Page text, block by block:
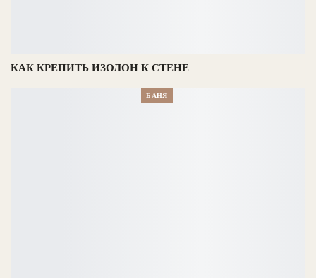
КАК КРЕПИТЬ ИЗОЛОН К СТЕНЕ
БАНЯ